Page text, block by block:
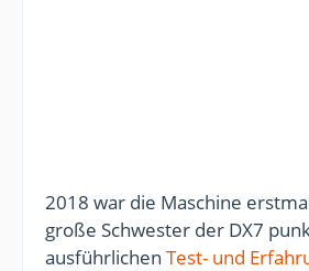
2018 war die Maschine
große Schwester der DX7
ausführlichen Test- und